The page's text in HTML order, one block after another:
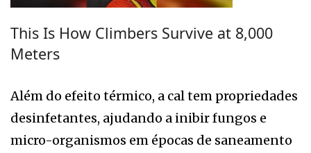
This Is How Climbers Survive at 8,000
Meters
Além do efeito térmico, a cal tem propriedades
desinfetantes, ajudando a inibir fungos e
micro-organismos em épocas de saneamento